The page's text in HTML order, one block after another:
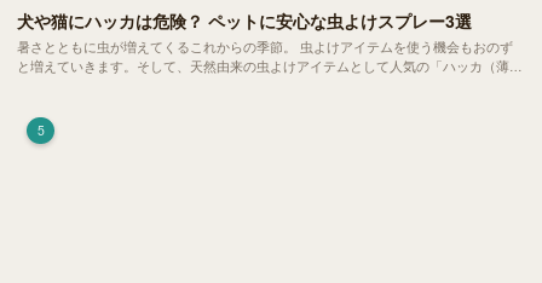
犬や猫にハッカは危険？ ペットに安心な虫よけスプレー3選
暑さとともに虫が増えてくるこれからの季節。 虫よけアイテムを使う機会もおのず
と増えていきます。そして、天然由来の虫よけアイテムとして人気の「ハッカ（薄
5